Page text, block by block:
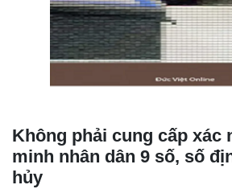
Không phải cung cấp xác
minh nhân dân 9 số, số
hủy